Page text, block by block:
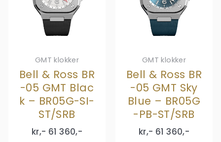
GMT klokker
Bell & Ross BR
-05 GMT Blac
k – BR05G-SI-
ST/SRB
kr,- 61 360,-
GMT klokker
Bell & Ross BR
-05 GMT Sky
Blue – BR05G
-PB-ST/SRB
kr,- 61 360,-